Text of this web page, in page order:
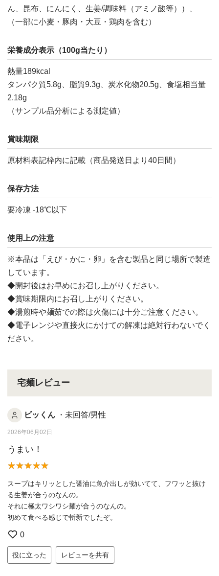
ん、昆布、にんにく、生姜/調味料（アミノ酸等））、
（一部に小麦・豚肉・大豆・鶏肉を含む）
栄養成分表示（100g当たり）
熱量189kcal
タンパク質5.8g、脂質9.3g、炭水化物20.5g、食塩相当量
2.18g
（サンプル品分析による測定値）
賞味期限
原材料表記枠内に記載（商品発送日より40日間）
保存方法
要冷凍 -18℃以下
使用上の注意
※本品は「えび・かに・卵」を含む製品と同じ場所で製造
しています。
◆開封後はお早めにお召し上がりください。
◆賞味期限内にお召し上がりください。
◆湯煎時や麺茹での際は火傷には十分ご注意ください。
◆電子レンジや直接火にかけての解凍は絶対行わないでく
ださい。
宅麺レビュー
ビッくん ・未回答/男性
2026年06月02日
うまい！
スープはキリッとした醤油に魚介出しが効いてて、フワッと抜け
る生姜が合うのなんの。
それに極太ワシワシ麺が合うのなんの。
初めて食べる感じで斬新でしたぞ。
0
役に立った レビューを共有